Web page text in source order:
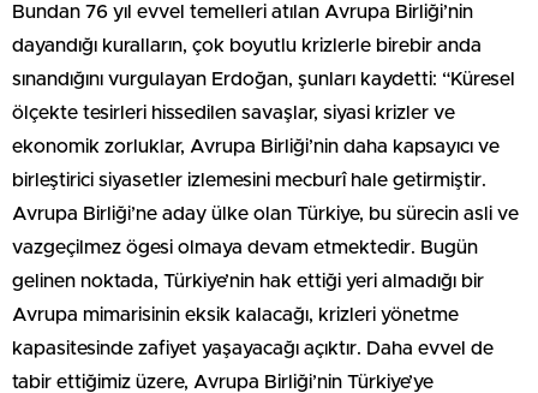
Bundan 76 yıl evvel temelleri atılan Avrupa Birliği’nin
dayandığı kuralların, çok boyutlu krizlerle birebir anda
sınandığını vurgulayan Erdoğan, şunları kaydetti: “Küresel
ölçekte tesirleri hissedilen savaşlar, siyasi krizler ve
ekonomik zorluklar, Avrupa Birliği’nin daha kapsayıcı ve
birleştirici siyasetler izlemesini mecburî hale getirmiştir.
Avrupa Birliği’ne aday ülke olan Türkiye, bu sürecin asli ve
vazgeçilmez ögesi olmaya devam etmektedir. Bugün
gelinen noktada, Türkiye’nin hak ettiği yeri almadığı bir
Avrupa mimarisinin eksik kalacağı, krizleri yönetme
kapasitesinde zafiyet yaşayacağı açıktır. Daha evvel de
tabir ettiğimiz üzere, Avrupa Birliği’nin Türkiye’ye